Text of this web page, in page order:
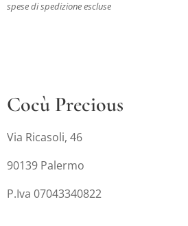
spese di spedizione escluse
Cocù Precious
Via Ricasoli, 46
90139 Palermo
P.Iva 07043340822